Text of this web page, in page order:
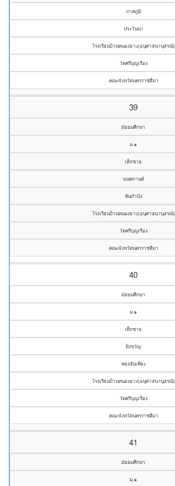
ภาคภูมิ
ประวันนา
โรงเรียนบ้านหนองยาง(อนุศาสนานุสรณ์)
วัดศรีบุญเรือง
คณะจังหวัดนครราชสีมา
39
มัธยมศึกษา
ม.๑
เด็กชาย
มนทกานต์
หินกำปัง
โรงเรียนบ้านหนองยาง(อนุศาสนานุสรณ์)
วัดศรีบุญเรือง
คณะจังหวัดนครราชสีมา
40
มัธยมศึกษา
ม.๑
เด็กชาย
มิ่งขวัญ
ทองสันเทียะ
โรงเรียนบ้านหนองยาง(อนุศาสนานุสรณ์)
วัดศรีบุญเรือง
คณะจังหวัดนครราชสีมา
41
มัธยมศึกษา
ม.๑